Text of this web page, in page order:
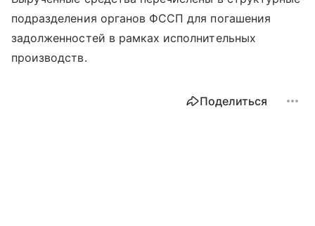
подразделения органов ФССП для погашения
задолженностей в рамках исполнительных
производств.
Поделиться